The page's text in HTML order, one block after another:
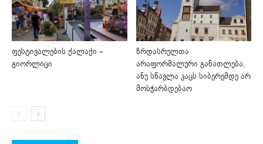
ფესტივალების ქალაქი –
გიორლიცი
ზრდასრულთა
არაფორმალური განათლება,
ანუ სწავლა კაცს სიბერემდე არ
მოსჭარბდებაო